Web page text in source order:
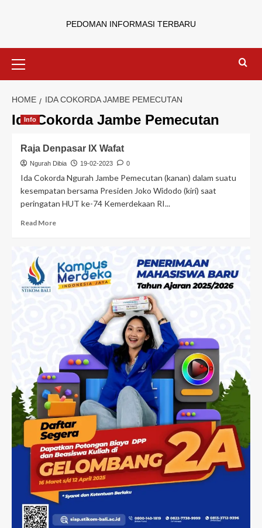
PEDOMAN INFORMASI TERBARU
HOME IDA COKORDA JAMBE PEMECUTAN
Ida Cokorda Jambe Pemecutan
Info
Raja Denpasar IX Wafat
Ngurah Dibia 19-02-2023 0
Ida Cokorda Ngurah Jambe Pemecutan (kanan) dalam suatu
kesempatan bersama Presiden Joko Widodo (kiri) saat
peringatan HUT ke-74 Kemerdekaan RI...
Read More